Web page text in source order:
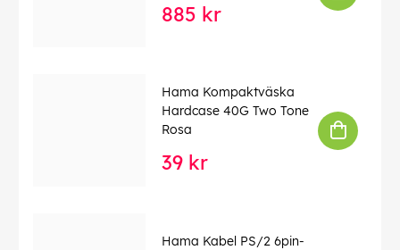
885 kr
Hama Kompaktväska
Hardcase 40G Two Tone
Rosa
39 kr
Hama Kabel PS/2 6pin-